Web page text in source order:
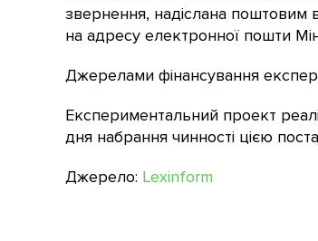
звернення, надіслана поштовим
на адресу електронної пошти
Джерелами фінансування
Експериментальний проект
дня набрання чинності цією
Джерело: Lexinform